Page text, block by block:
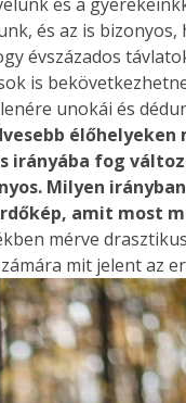
és az is
évszázados
is
unokái és
irányába fog
Milyen
amit most
mérve
mit jelent az